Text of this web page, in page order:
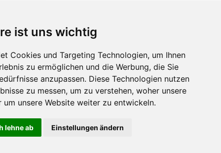
ist uns wichtig
Cookies und Targeting Technologien, um Ihnen
zu ermöglichen und die Werbung, die Sie
anzupassen. Diese Technologien nutzen
zu messen, um zu verstehen, woher unsere
um unsere Website weiter zu entwickeln.
lehne ab Einstellungen ändern